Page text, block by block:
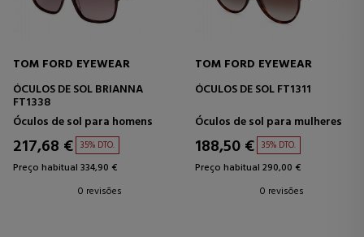
TOM FORD EYEWEAR
ÓCULOS DE SOL BRIANNA
FT1338
Óculos de sol para homens
217,68 € 35% DTO.
Preço habitual 334,90 €
0 revisões
TOM FORD EYEWEAR
ÓCULOS DE SOL FT1311
Óculos de sol para mulheres
188,50 € 35% DTO.
Preço habitual 290,00 €
0 revisões